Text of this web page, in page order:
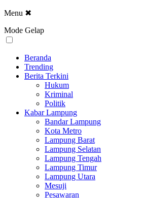
Menu ✖
Mode Gelap
Beranda
Trending
Berita Terkini
Hukum
Kriminal
Politik
Kabar Lampung
Bandar Lampung
Kota Metro
Lampung Barat
Lampung Selatan
Lampung Tengah
Lampung Timur
Lampung Utara
Mesuji
Pesawaran